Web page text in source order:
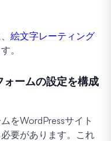
絵文字レーティング
。
ームの設定を構成
をWordPressサイト
要があります。これ